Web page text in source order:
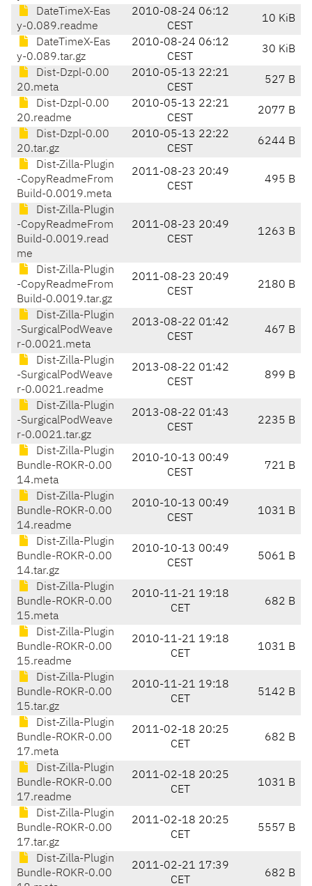
DateTimeX-Eas
y-0.089.readme
2010-08-24 06:12
CEST
10 KiB
DateTimeX-Eas
y-0.089.tar.gz
2010-08-24 06:12
CEST
30 KiB
Dist-Dzpl-0.00
20.meta
2010-05-13 22:21
CEST
527 B
Dist-Dzpl-0.00
20.readme
2010-05-13 22:21
CEST
2077 B
Dist-Dzpl-0.00
20.tar.gz
2010-05-13 22:22
CEST
6244 B
Dist-Zilla-Plugin
-CopyReadmeFrom
Build-0.0019.meta
2011-08-23 20:49
CEST
495 B
Dist-Zilla-Plugin
-CopyReadmeFrom
Build-0.0019.read
me
2011-08-23 20:49
CEST
1263 B
Dist-Zilla-Plugin
-CopyReadmeFrom
Build-0.0019.tar.gz
2011-08-23 20:49
CEST
2180 B
Dist-Zilla-Plugin
-SurgicalPodWeave
r-0.0021.meta
2013-08-22 01:42
CEST
467 B
Dist-Zilla-Plugin
-SurgicalPodWeave
r-0.0021.readme
2013-08-22 01:42
CEST
899 B
Dist-Zilla-Plugin
-SurgicalPodWeave
r-0.0021.tar.gz
2013-08-22 01:43
CEST
2235 B
Dist-Zilla-Plugin
Bundle-ROKR-0.00
14.meta
2010-10-13 00:49
CEST
721 B
Dist-Zilla-Plugin
Bundle-ROKR-0.00
14.readme
2010-10-13 00:49
CEST
1031 B
Dist-Zilla-Plugin
Bundle-ROKR-0.00
14.tar.gz
2010-10-13 00:49
CEST
5061 B
Dist-Zilla-Plugin
Bundle-ROKR-0.00
15.meta
2010-11-21 19:18
CET
682 B
Dist-Zilla-Plugin
Bundle-ROKR-0.00
15.readme
2010-11-21 19:18
CET
1031 B
Dist-Zilla-Plugin
Bundle-ROKR-0.00
15.tar.gz
2010-11-21 19:18
CET
5142 B
Dist-Zilla-Plugin
Bundle-ROKR-0.00
17.meta
2011-02-18 20:25
CET
682 B
Dist-Zilla-Plugin
Bundle-ROKR-0.00
17.readme
2011-02-18 20:25
CET
1031 B
Dist-Zilla-Plugin
Bundle-ROKR-0.00
17.tar.gz
2011-02-18 20:25
CET
5557 B
Dist-Zilla-Plugin
Bundle-ROKR-0.00
2011-02-21 17:39
CET
682 B